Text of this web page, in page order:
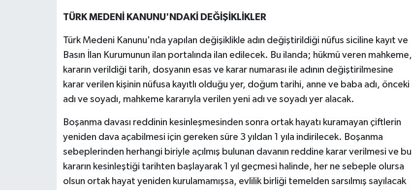
TÜRK MEDENİ KANUNU'NDAKİ DEĞİŞİKLİKLER
Türk Medeni Kanunu'nda yapılan değişiklikle adın değiştirildiği nüfus siciline kayıt ve
Basın İlan Kurumunun ilan portalında ilan edilecek. Bu ilanda; hükmü veren mahkeme,
kararın verildiği tarih, dosyanın esas ve karar numarası ile adının değiştirilmesine
karar verilen kişinin nüfusa kayıtlı olduğu yer, doğum tarihi, anne ve baba adı, önceki
adı ve soyadı, mahkeme kararıyla verilen yeni adı ve soyadı yer alacak.
Boşanma davası reddinin kesinleşmesinden sonra ortak hayatı kuramayan çiftlerin
yeniden dava açabilmesi için gereken süre 3 yıldan 1 yıla indirilecek. Boşanma
sebeplerinden herhangi biriyle açılmış bulunan davanın reddine karar verilmesi ve bu
kararın kesinleştiği tarihten başlayarak 1 yıl geçmesi halinde, her ne sebeple olursa
olsun ortak hayat yeniden kurulamamışsa, evlilik birliği temelden sarsılmış sayılacak